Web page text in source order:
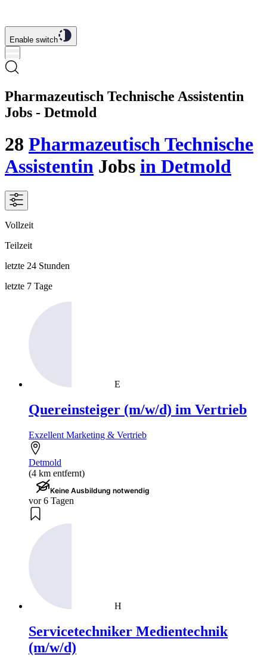
Enable switch
Pharmazeutisch Technische Assistentin
Jobs - Detmold
28 Pharmazeutisch Technische
Assistentin Jobs in Detmold
Vollzeit
Teilzeit
letzte 24 Stunden
letzte 7 Tage
E
Quereinsteiger (m/w/d) im Vertrieb
Exzellent Marketing & Vertrieb
Detmold
(4 km entfernt)
Keine Ausbildung notwendig
vor 6 Tagen
H
Servicetechniker Medientechnik
(m/w/d)